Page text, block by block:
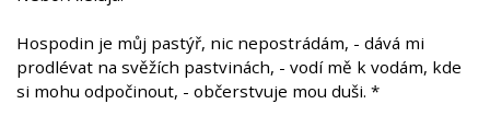
Hospodin je můj pastýř, nic nepostrádám, - dává mi
prodlévat na svěžích pastvinách, - vodí mě k vodám, kde
si mohu odpočinout, - občerstvuje mou duši. *